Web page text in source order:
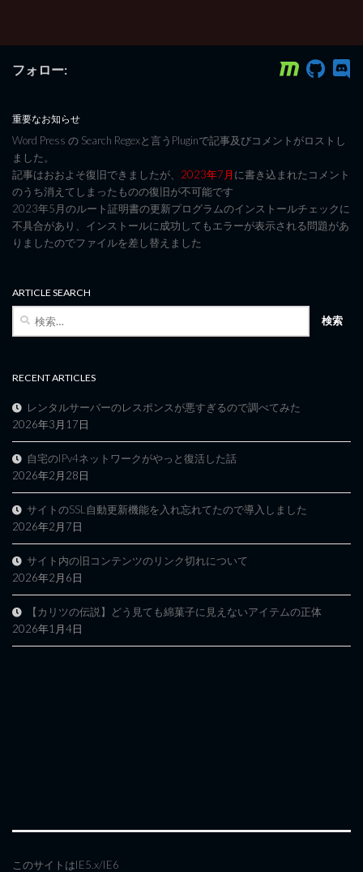
フォロー:
重要なお知らせ
Word Press の Search Regexと言うPluginで記事及びコメントがロストし
ました。
記事はおおよそ復旧できましたが、 2023年7月に書き込まれたコメント
のうち消えてしまったものの復旧が不可能です
2023年5月のルート証明書の更新プログラムのインストールチェックに
不具合があり、インストールに成功してもエラーが表示される問題があ
りましたのでファイルを差し替えました
ARTICLE SEARCH
RECENT ARTICLES
レンタルサーバーのレスポンスが悪すぎるので調べてみた
2026年3月17日
自宅のIPv4ネットワークがやっと復活した話
2026年2月28日
サイトのSSL自動更新機能を入れ忘れてたので導入しました
2026年2月7日
サイト内の旧コンテンツのリンク切れについて
2026年2月6日
【カリツの伝説】どう見ても綿菓子に見えないアイテムの正体
2026年1月4日
このサイトはIE5.x/IE6